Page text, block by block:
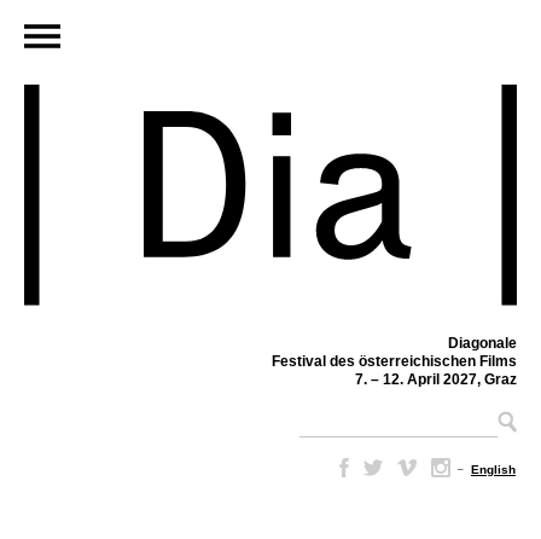
Diagonale
Festival des österreichischen Films
7. – 12. April 2027, Graz
– English